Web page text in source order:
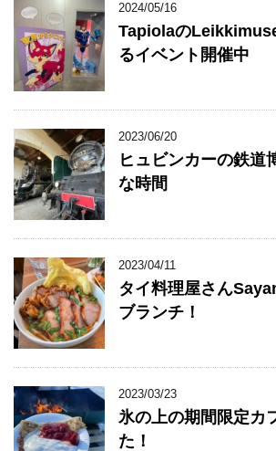
2024/05/16
Tapiolaの
るイベント開催中
2023/06/20
ヒュビンカーの鉄道
な時間
2023/04/11
タイ料理屋さん
ブランチ！
2023/03/23
氷の上の期間限定カ
た！